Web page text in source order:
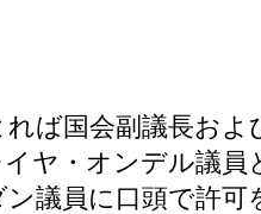
ば国会副議長お
ヤ・オンデル議員
議員に口頭で許可